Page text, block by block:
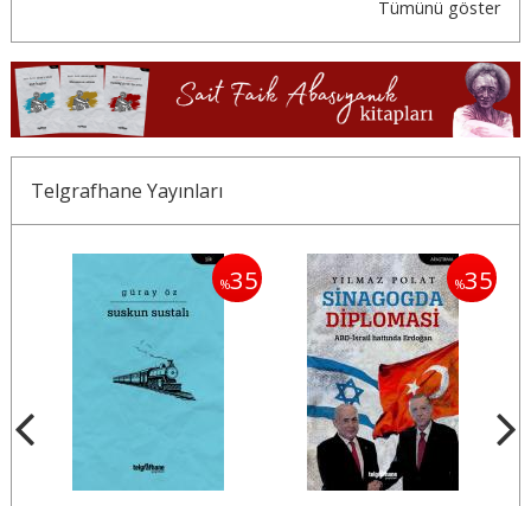
Tümünü göster
Telgrafhane Yayınları
%35 %35